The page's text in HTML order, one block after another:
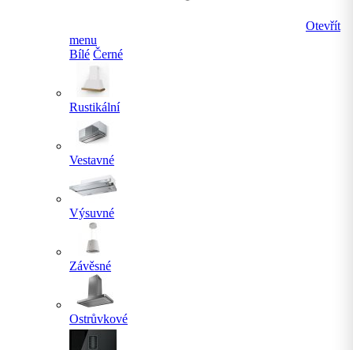
Otevřít
menu
Bílé Černé
Rustikální
Vestavné
Výsuvné
Závěsné
Ostrůvkové